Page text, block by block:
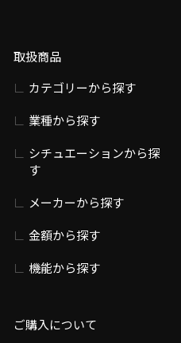
取扱商品
カテゴリーから探す
業種から探す
シチュエーションから探
す
メーカーから探す
金額から探す
機能から探す
ご購入について